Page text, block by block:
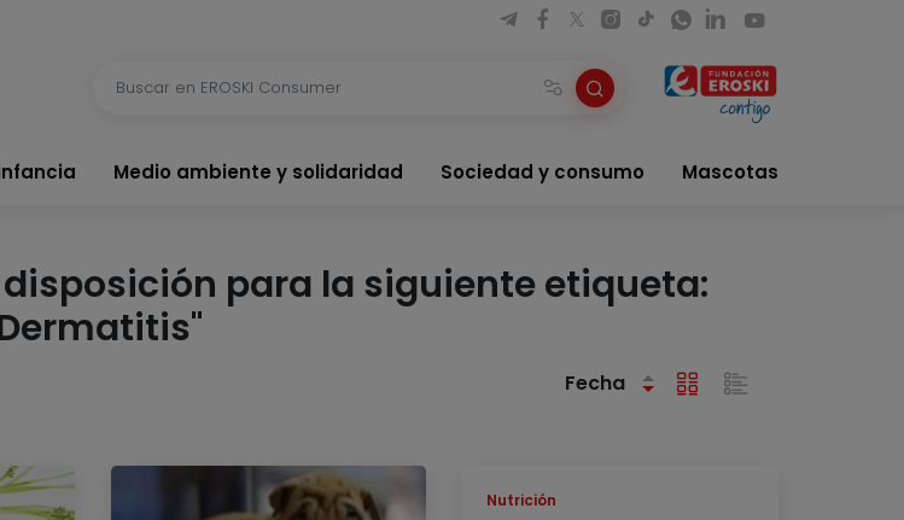
Medio ambiente y solidaridad Sociedad y consumo Mascotas
para la siguiente etiqueta:
Fecha
Nutrición